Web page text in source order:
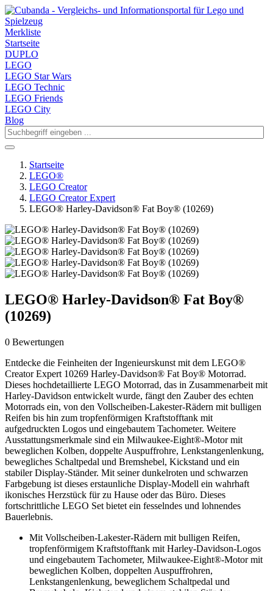
Merkliste
Startseite
DUPLO
LEGO
LEGO Star Wars
LEGO Technic
LEGO Friends
LEGO City
Blog
Startseite
LEGO®
LEGO Creator
LEGO Creator Expert
LEGO® Harley-Davidson® Fat Boy® (10269)
LEGO® Harley-Davidson® Fat Boy®
(10269)
0 Bewertungen
Entdecke die Feinheiten der Ingenieurskunst mit dem LEGO®
Creator Expert 10269 Harley-Davidson® Fat Boy® Motorrad.
Dieses hochdetaillierte LEGO Motorrad, das in Zusammenarbeit mit
Harley-Davidson entwickelt wurde, fängt den Zauber des echten
Motorrads ein, von den Vollscheiben-Lakester-Rädern mit bulligen
Reifen bis hin zum tropfenförmigen Kraftstofftank mit
aufgedruckten Logos und eingebautem Tachometer. Weitere
Ausstattungsmerkmale sind ein Milwaukee-Eight®-Motor mit
beweglichen Kolben, doppelte Auspuffrohre, Lenkstangenlenkung,
bewegliches Schaltpedal und Bremshebel, Kickstand und ein
stabiler Display-Ständer. Mit seiner dunkelroten und schwarzen
Farbgebung ist dieses erstaunliche Display-Modell ein wahrhaft
ikonisches Herzstück für zu Hause oder das Büro. Dieses
fortschrittliche LEGO Set bietet ein fesselndes und lohnendes
Bauerlebnis.
Mit Vollscheiben-Lakester-Rädern mit bulligen Reifen,
tropfenförmigem Kraftstofftank mit Harley-Davidson-Logos
und eingebautem Tachometer, Milwaukee-Eight®-Motor mit
beweglichen Kolben, doppelten Auspuffrohren,
Lenkstangenlenkung, beweglichem Schaltpedal und